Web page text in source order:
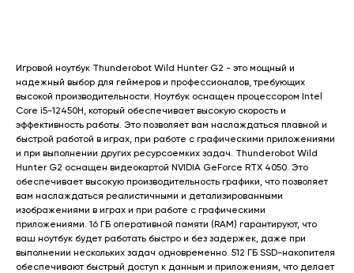
Игровой ноутбук Thunderobot Wild Hunter G2 - это мощный и
надежный выбор для геймеров и профессионалов, требующих
высокой производительности. Ноутбук оснащен процессором Intel
Core i5-12450H, который обеспечивает высокую скорость и
эффективность работы. Это позволяет вам наслаждаться плавной и
быстрой работой в играх, при работе с графическими приложениями
и при выполнении других ресурсоемких задач. Thunderobot Wild
Hunter G2 оснащен видеокартой NVIDIA GeForce RTX 4050. Это
обеспечивает высокую производительность графики, что позволяет
вам наслаждаться реалистичными и детализированными
изображениями в играх и при работе с графическими
приложениями. 16 ГБ оперативной памяти (RAM) гарантируют, что
ваш ноутбук будет работать быстро и без задержек, даже при
выполнении нескольких задач одновременно. 512 ГБ SSD-накопителя
обеспечивают быстрый доступ к данным и приложениям, что делает